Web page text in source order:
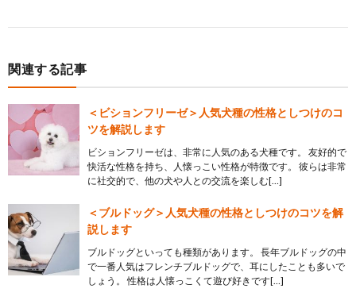
関連する記事
＜ビションフリーゼ＞人気犬種の性格としつけのコ
ツを解説します
ビションフリーゼは、非常に人気のある犬種です。 友好的で
快活な性格を持ち、人懐っこい性格が特徴です。 彼らは非常
に社交的で、他の犬や人との交流を楽しむ[…]
＜ブルドッグ＞人気犬種の性格としつけのコツを解
説します
ブルドッグといっても種類があります。 長年ブルドッグの中
で一番人気はフレンチブルドッグで、耳にしたことも多いで
しょう。 性格は人懐っこくて遊び好きです[…]